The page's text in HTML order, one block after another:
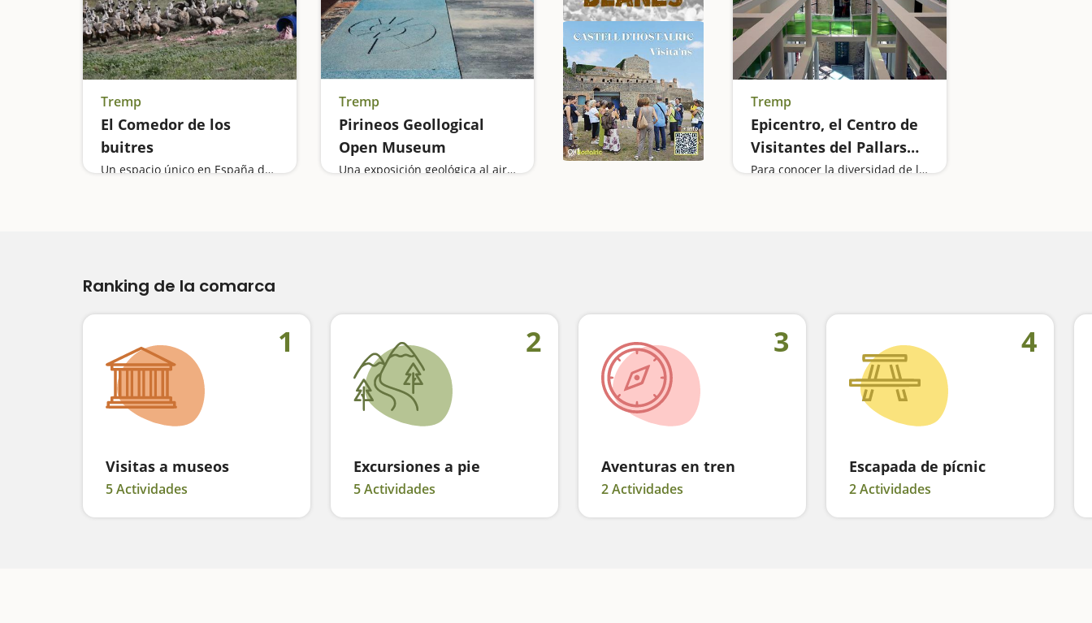
Tremp
El Comedor de los
buitres
Un espacio único en España donde veremos cómo dan de comer a las aves carroñeras
Tremp
Pirineos Geollogical
Open Museum
Una exposición geológica al aire libre
Tremp
Epicentro, el Centro de
Visitantes del Pallars
Jussà
Para conocer la diversidad de la comarca
Ranking de la comarca
1
Visitas a museos
5 Actividades
2
Excursiones a pie
5 Actividades
3
Aventuras en tren
2 Actividades
4
Escapada de pícnic
2 Actividades